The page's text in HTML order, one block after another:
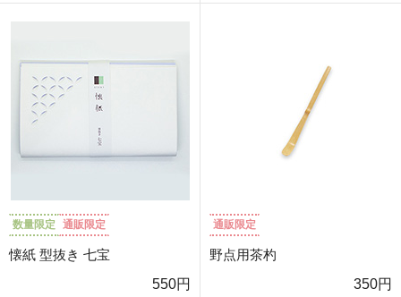
数量限定 通販限定
懐紙 型抜き 七宝
550円
通販限定
野点用茶杓
350円